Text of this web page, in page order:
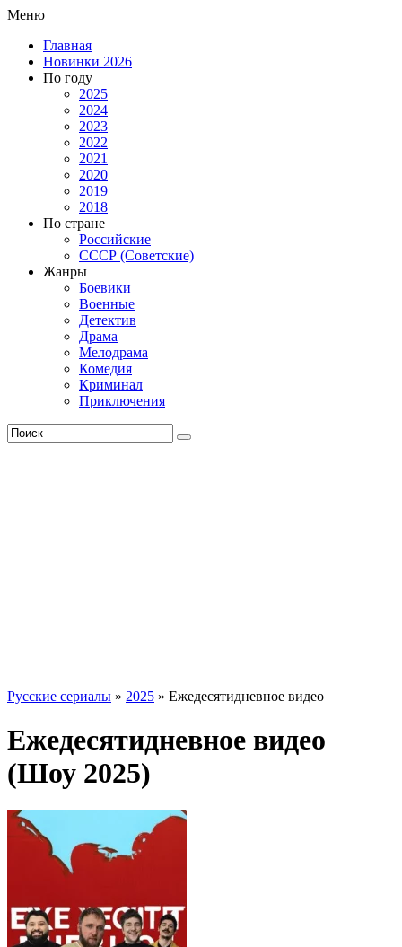
Меню
Главная
Новинки 2026
По году
2025
2024
2023
2022
2021
2020
2019
2018
По стране
Российские
СССР (Советские)
Жанры
Боевики
Военные
Детектив
Драма
Мелодрама
Комедия
Криминал
Приключения
Русские сериалы » 2025 » Ежедесятидневное видео
Ежедесятидневное видео
(Шоу 2025)